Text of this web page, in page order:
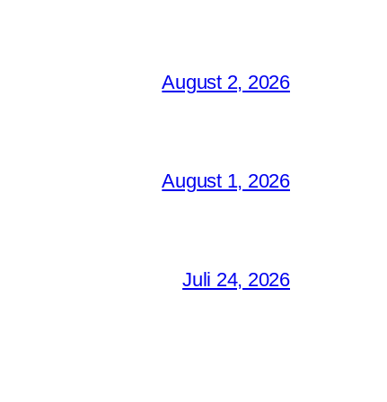
August 2, 2026
August 1, 2026
Juli 24, 2026